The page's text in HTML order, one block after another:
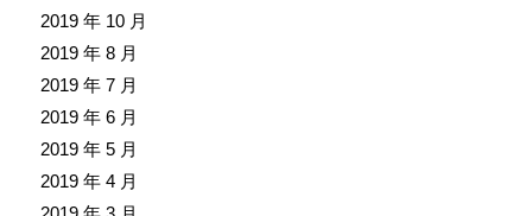
2019 年 10 月
2019 年 8 月
2019 年 7 月
2019 年 6 月
2019 年 5 月
2019 年 4 月